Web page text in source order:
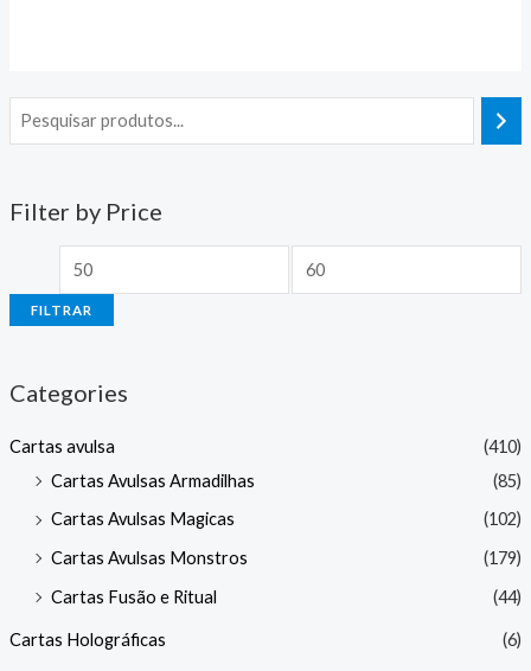
Filter by Price
FILTRAR
Categories
Cartas avulsa
(410)
Cartas Avulsas Armadilhas
(85)
Cartas Avulsas Magicas
(102)
Cartas Avulsas Monstros
(179)
Cartas Fusão e Ritual
(44)
Cartas Holográficas (6)